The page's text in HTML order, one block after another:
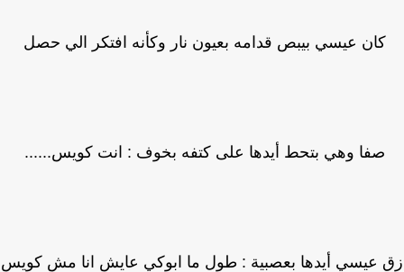
كان عيسي بيبص قدامه بعيون نار وكأنه افتكر الي حصل
صفا وهي بتحط أيدها على كتفه بخوف : انت كويس......
عيسي أيدها بعصبية : طول ما ابوكي عايش انا مش كويس